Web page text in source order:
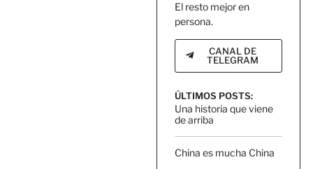
El resto mejor en
persona.
CANAL DE
TELEGRAM
ÚLTIMOS POSTS:
Una historia que viene
de arriba
China es mucha China